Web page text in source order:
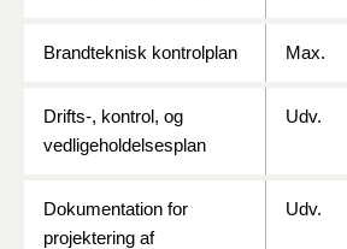
Brandteknisk kontrolplan Max.
Drifts-, kontrol, og
vedligeholdelsesplan
Udv.
Dokumentation for
projektering af
Udv.